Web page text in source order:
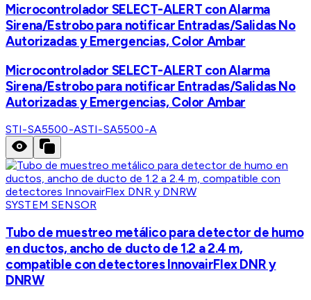
Microcontrolador SELECT-ALERT con Alarma
Sirena/Estrobo para notificar Entradas/Salidas No
Autorizadas y Emergencias, Color Ambar
Microcontrolador SELECT-ALERT con Alarma
Sirena/Estrobo para notificar Entradas/Salidas No
Autorizadas y Emergencias, Color Ambar
STI-SA5500-ASTI-SA5500-A
SYSTEM SENSOR
Tubo de muestreo metálico para detector de humo
en ductos, ancho de ducto de 1.2 a 2.4 m,
compatible con detectores InnovairFlex DNR y
DNRW